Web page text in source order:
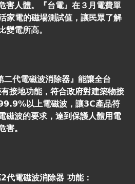
害人體。『台電』在３月電費單
家電的磁場測試值，讓民眾了解
變電所高。
代電磁波消除器』能讓全台
接地功能，符合政府對建築物接
以上電磁波，讓3C產品符
磁波的要求，達到保護人體用電
害。
代電磁波消除器 功能：